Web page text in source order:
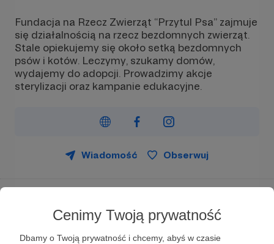
Cenimy Twoją prywatność
Dbamy o Twoją prywatność i chcemy, abyś w czasie
Fundacja na Rzecz Zwierząt “Przytul Psa” zajmuje
się działalnością na rzecz bezdomnych zwierząt.
Stale opiekujemy się około setką bezdomnych
psów i kotów. Leczymy, szukamy domów,
wydajemy do adopcji. Prowadzimy akcje
sterylizacji oraz kampanie edukacyjne.
Wiadomość Obserwuj
od marca 2009 roku i zajmuje się szeroko pojętą
działalnością na rzecz bezdomnych zwierząt.
Codziennie otrzymujemy apele o pomoc, prośby o